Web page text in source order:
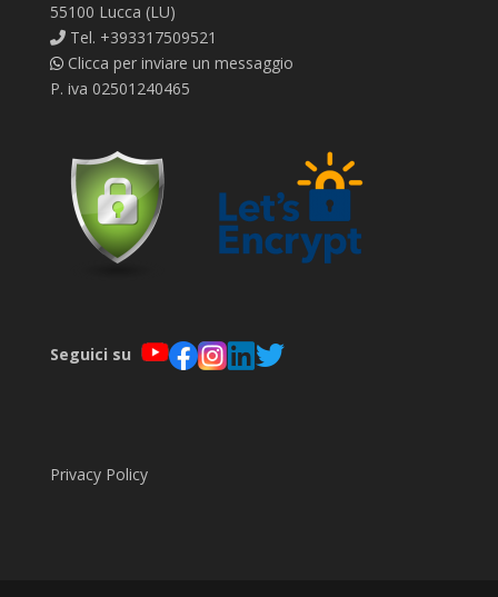
55100 Lucca (LU)
Tel. +393317509521
Clicca per inviare un messaggio
P. iva 02501240465
Seguici su
Privacy Policy